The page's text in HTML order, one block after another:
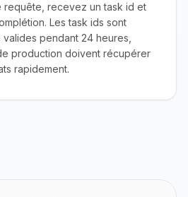
requête, recevez un task id et
Les task ids sont
pendant 24 heures,
production doivent récupérer
rapidement.